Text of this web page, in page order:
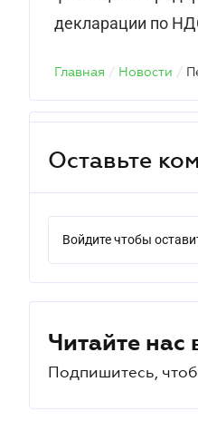
декларации по
Главная / Новости /
Оставьте
Войдите чтобы
Читайте нас
Подпишитесь,